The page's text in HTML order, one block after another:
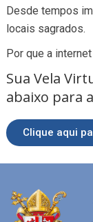
Desde tempos
locais sagrados.
Por que a
Sua Vela
abaixo para
Clique aqui